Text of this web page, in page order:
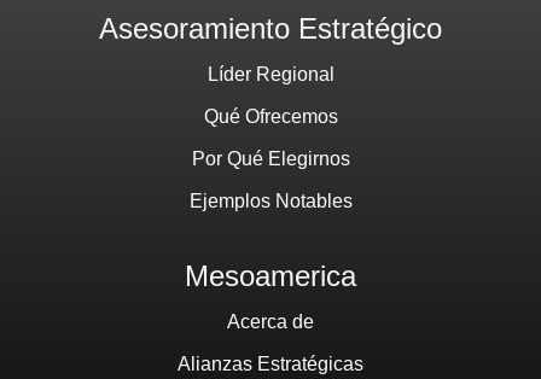
Asesoramiento Estratégico
Líder Regional
Qué Ofrecemos
Por Qué Elegirnos
Ejemplos Notables
Mesoamerica
Acerca de
Alianzas Estratégicas